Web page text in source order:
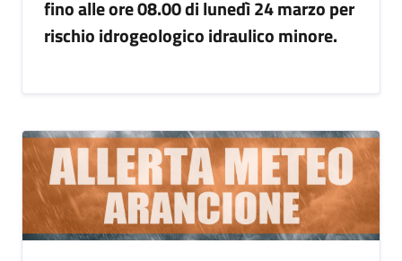
fino alle ore 08.00 di lunedì 24 marzo per
rischio idrogeologico idraulico minore.